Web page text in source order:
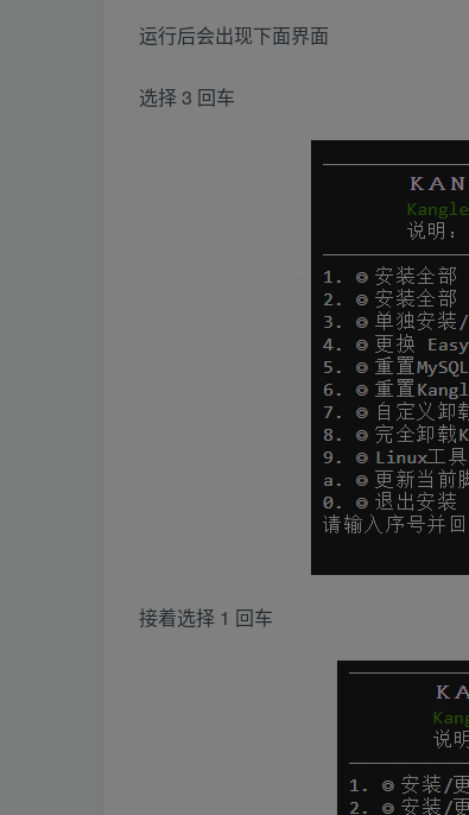
运行后会出现下面界面
选择 3 回车
接着选择 1 回车